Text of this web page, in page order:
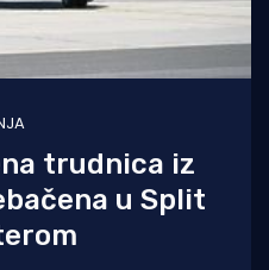
trudnica iz
u Split